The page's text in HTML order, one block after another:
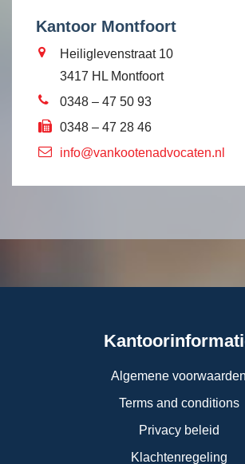
Kantoor Montfoort
Heiliglevenstraat 10
3417 HL Montfoort
0348 – 47 50 93
0348 – 47 28 46
info@vankootenadvocaten.nl
Algemene voorwaarden
Terms and conditions
Privacy beleid
Klachtenregeling